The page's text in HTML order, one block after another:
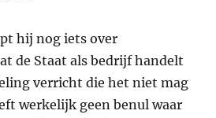
hij nog iets over
de Staat als bedrijf handelt
verricht die het niet mag
werkelijk geen benul waar